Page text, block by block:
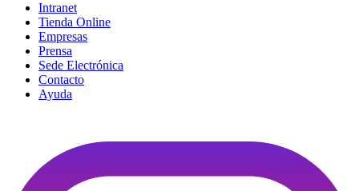
Intranet
Tienda Online
Empresas
Prensa
Sede Electrónica
Contacto
Ayuda